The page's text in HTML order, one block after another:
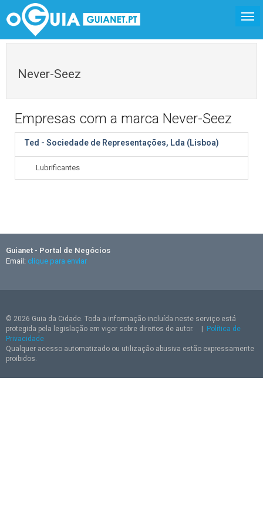
Never-Seez
Empresas com a marca Never-Seez
Ted - Sociedade de Representações, Lda (Lisboa)
Lubrificantes
Guianet - Portal de Negócios
Email: clique para enviar
© 2026 Guia da Cidade. Toda a informação incluída neste serviço está
protegida pela legislação em vigor sobre direitos de autor.
Política de
Privacidade
Qualquer acesso automatizado ou utilização abusiva estão expressamente
proibidos.